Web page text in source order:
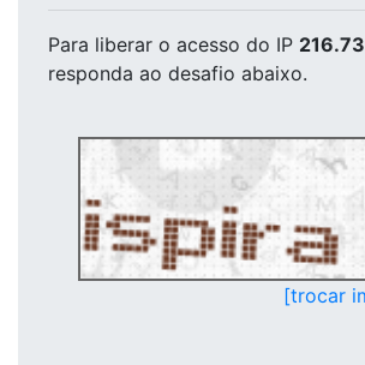
Para liberar o acesso do IP
responda ao desafio abaixo.
[trocar